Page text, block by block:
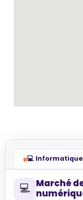
💻 Informatique
💻 Marché